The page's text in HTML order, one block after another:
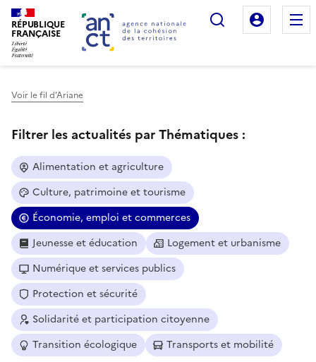
RÉPUBLIQUE
FRANÇAISE
Rechercher
Mon
Voir le fil d'Ariane
Filtrer les actualités par Thématiques :
Alimentation et agriculture
Culture, patrimoine et tourisme
Économie, emploi et commerces
Jeunesse et éducation
Logement et urbanisme
Numérique et services publics
Protection et sécurité
Solidarité et participation citoyenne
Transition écologique
Transports et mobilité
Haut de page